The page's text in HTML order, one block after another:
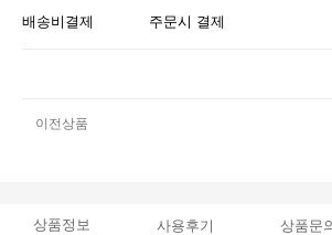
배송비결제
주문시 결제
이전상품
상품정보 사용후기 상품문